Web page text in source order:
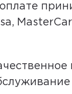
крупные,
при
телефону8